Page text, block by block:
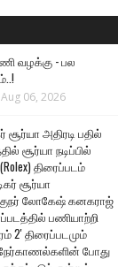
வழக்கு - பல
Aug 06, 2026
அதிரடி பதில்
சூர்யா நடிப்பில்
திரைப்படம்
சூர்யா
லோகேஷ் கனகராஜ்
பணியாற்றி
2' திரைப்படமும்
நேர்காணல்களின் போது